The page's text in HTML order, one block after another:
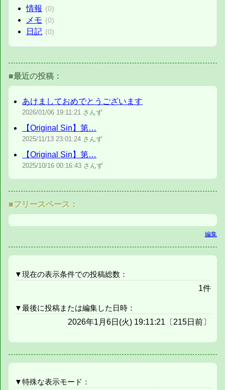
情報 (0)
メモ (0)
日記 (0)
■最近の投稿：
あけましておめでとうございます
2026/01/06 19:11:21 さんず
【Original Sin】第…
2025/11/13 23:01:24 さんず
【Original Sin】第…
2025/10/16 00:16:43 さんず
■フリースペース：
編集
▼現在の表示条件での投稿総数：
1件
▼最後に投稿または編集した日時：
2026年1月6日(火) 19:11:21〔215日前〕
▼特殊な表示モード：